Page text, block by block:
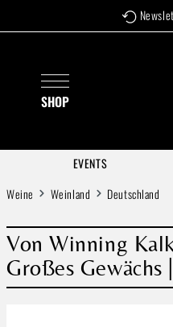
Zum Hauptinhalt springen
SHOP
EVENTS
Weine
Weinland Deutschland
Von Winning
Großes Gewächs